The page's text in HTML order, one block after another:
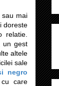
mai
doreste
relatie.
un gest
altele
sale
negro
cu care